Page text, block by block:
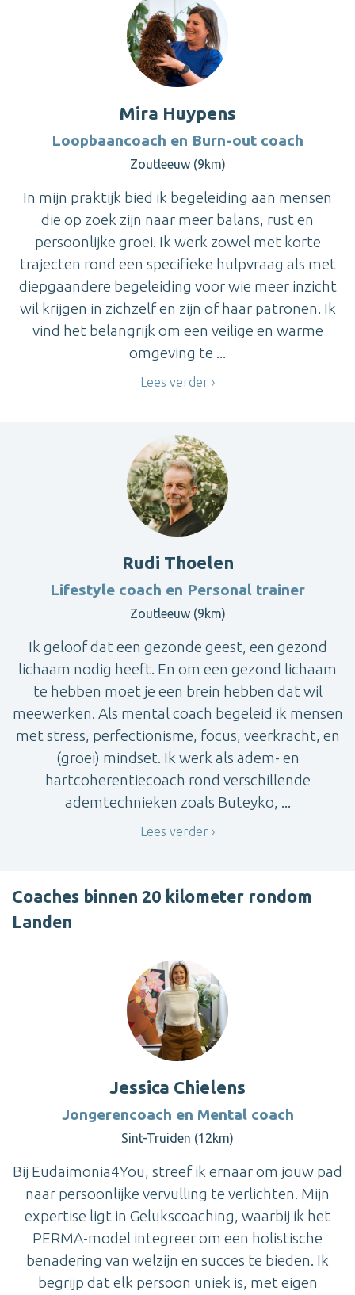
Mira Huypens
Loopbaancoach en Burn-out coach
Zoutleeuw (9km)
In mijn praktijk bied ik begeleiding aan mensen
die op zoek zijn naar meer balans, rust en
persoonlijke groei. Ik werk zowel met korte
trajecten rond een specifieke hulpvraag als met
diepgaandere begeleiding voor wie meer inzicht
wil krijgen in zichzelf en zijn of haar patronen. Ik
vind het belangrijk om een veilige en warme
omgeving te ...
Lees verder
Rudi Thoelen
Lifestyle coach en Personal trainer
Zoutleeuw (9km)
Ik geloof dat een gezonde geest, een gezond
lichaam nodig heeft. En om een gezond lichaam
te hebben moet je een brein hebben dat wil
meewerken. Als mental coach begeleid ik mensen
met stress, perfectionisme, focus, veerkracht, en
(groei) mindset. Ik werk als adem- en
hartcoherentiecoach rond verschillende
ademtechnieken zoals Buteyko, ...
Lees verder
Coaches binnen 20 kilometer rondom
Landen
Jessica Chielens
Jongerencoach en Mental coach
Sint-Truiden (12km)
Bij Eudaimonia4You, streef ik ernaar om jouw pad
naar persoonlijke vervulling te verlichten. Mijn
expertise ligt in Gelukscoaching, waarbij ik het
PERMA-model integreer om een holistische
benadering van welzijn en succes te bieden. Ik
begrijp dat elk persoon uniek is, met eigen